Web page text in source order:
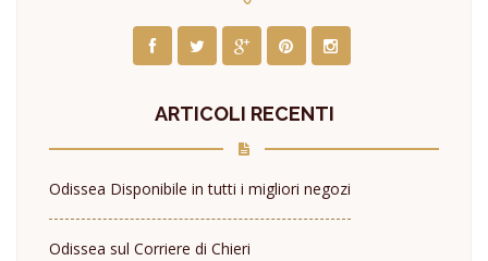
ARTICOLI RECENTI
Odissea Disponibile in tutti i migliori negozi
Odissea sul Corriere di Chieri